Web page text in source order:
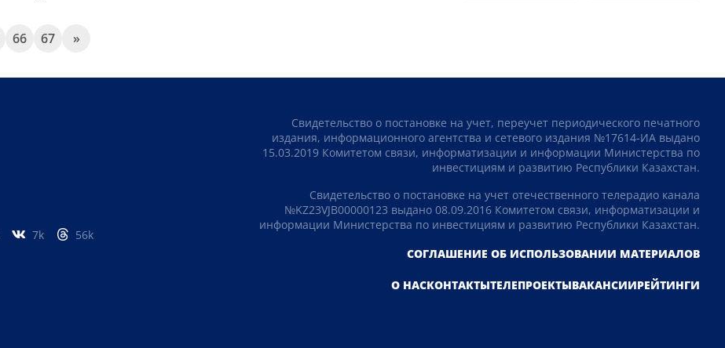
66 67 »
7k 56k
Свидетельство о постановке на учет, переучет периодического печатного
издания, информационного агентства и сетевого издания №17614-ИА выдано
15.03.2019 Комитетом связи, информатизации и информации Министерства по
инвестициям и развитию Республики Казахстан.
Свидетельство о постановке на учет отечественного телерадио канала
№KZ23VJB00000123 выдано 08.09.2016 Комитетом связи, информатизации и
информации Министерства по инвестициям и развитию Республики Казахстан.
СОГЛАШЕНИЕ ОБ ИСПОЛЬЗОВАНИИ МАТЕРИАЛОВ
О НАСКОНТАКТЫТЕЛЕПРОЕКТЫВАКАНСИИРЕЙТИНГИ